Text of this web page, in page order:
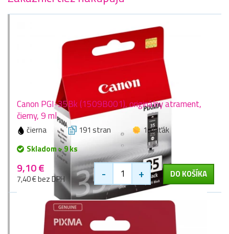
Canon PGI-35Bk (1509B001), originálny atrament,
čierny, 9 ml
čierna 191 stran
1 zlaťák
Skladom > 9 ks
9,10 €
7,40 € bez DPH - + DO KOŠÍKA